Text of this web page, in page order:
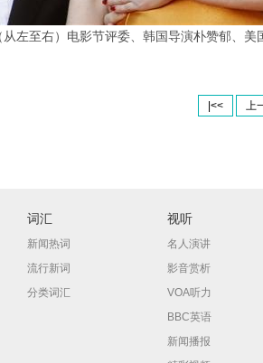
左至右）电影节评委、韩国导演朴赞郁、
|<< 上
词汇
新闻热词
流行新词
分类词汇
视听
名人演讲
影音赏析
VOA听力
BBC英语
新闻播报